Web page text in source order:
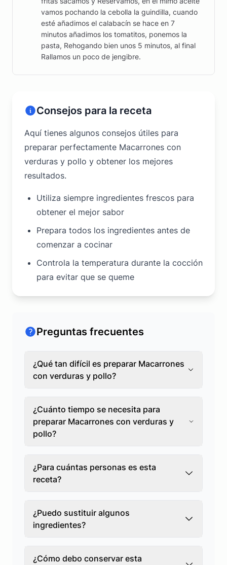
vamos pochando la cebolla la guindilla, cuando
esté añadimos el calabacín se hace en 7
minutos añadimos los tomatitos, ponemos la
pasta, Rehogando bien unos 5 minutos, al final
Rallamos un poco de jengibre.
Consejos para la receta
Aquí tienes algunos consejos útiles para
preparar perfectamente Macarrones con
verduras y pollo y obtener los mejores
resultados.
Utiliza siempre ingredientes frescos para
obtener el mejor sabor
Prepara todos los ingredientes antes de
comenzar a cocinar
Controla la temperatura durante la cocción
para evitar que se queme
Preguntas frecuentes
¿Qué tan difícil es preparar Macarrones
con verduras y pollo?
¿Cuánto tiempo se necesita para
preparar Macarrones con verduras y
pollo?
¿Para cuántas personas es esta
receta?
¿Puedo sustituir algunos
ingredientes?
¿Cómo debo conservar esta